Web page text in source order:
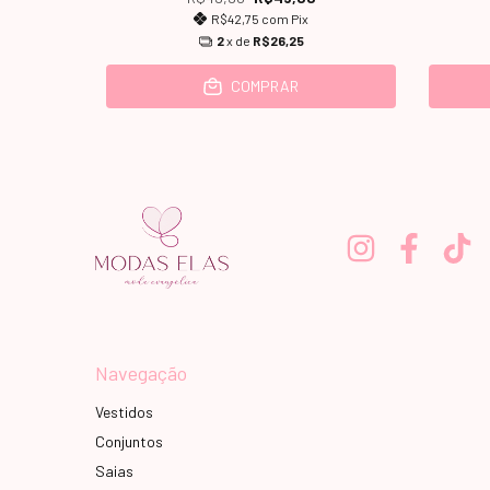
R$42,75 com Pix
2x de R$26,25
COMPRAR
Navegação
Vestidos
Conjuntos
Saias